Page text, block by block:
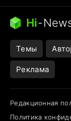
Бензин 100 и
Следующая
Hi-
Темы
Реклама
Редакционная
Политика